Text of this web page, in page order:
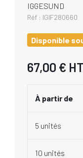
IGGESUND
Réf : IGIF280660
Disponible
67,00 € HT
À partir de
5 unités
10 unités